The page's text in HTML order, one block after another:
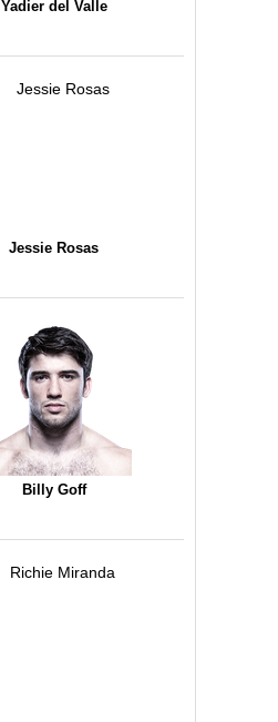
Yadier del Valle
Jessie Rosas
Billy Goff